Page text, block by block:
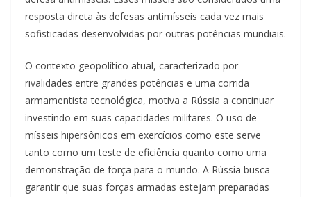
resposta direta às defesas antimísseis cada vez mais
sofisticadas desenvolvidas por outras potências mundiais.
O contexto geopolítico atual, caracterizado por
rivalidades entre grandes potências e uma corrida
armamentista tecnológica, motiva a Rússia a continuar
investindo em suas capacidades militares. O uso de
mísseis hipersônicos em exercícios como este serve
tanto como um teste de eficiência quanto como uma
demonstração de força para o mundo. A Rússia busca
garantir que suas forças armadas estejam preparadas